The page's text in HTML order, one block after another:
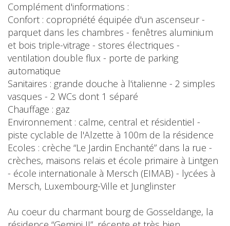
Complément d'informations :
Confort : copropriété équipée d'un ascenseur -
parquet dans les chambres - fenêtres aluminium
et bois triple-vitrage - stores électriques -
ventilation double flux - porte de parking
automatique
Sanitaires : grande douche à l'italienne - 2 simples
vasques - 2 WCs dont 1 séparé
Chauffage : gaz
Environnement : calme, central et résidentiel -
piste cyclable de l'Alzette à 100m de la résidence
Ecoles : crèche “Le Jardin Enchanté” dans la rue -
crèches, maisons relais et école primaire à Lintgen
- école internationale à Mersch (EIMAB) - lycées à
Mersch, Luxembourg-Ville et Junglinster
Au coeur du charmant bourg de Gosseldange, la